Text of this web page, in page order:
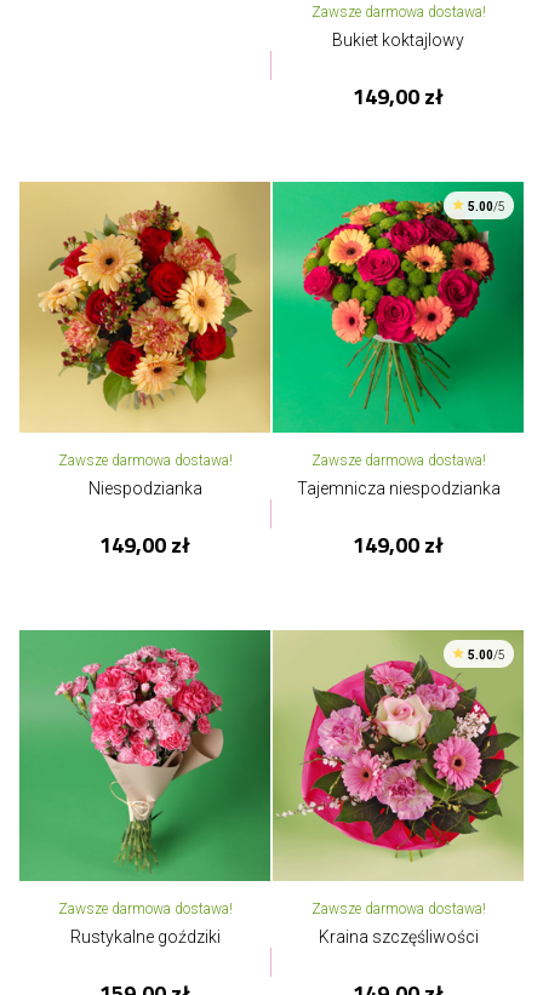
Zawsze darmowa dostawa!
Bukiet koktajlowy
149,00 zł
Zawsze darmowa dostawa!
Niespodzianka
149,00 zł
5.00/5
Zawsze darmowa dostawa!
Tajemnicza niespodzianka
149,00 zł
Zawsze darmowa dostawa!
Rustykalne goździki
5.00/5
Zawsze darmowa dostawa!
Kraina szczęśliwości